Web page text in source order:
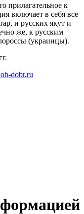
прилагательное к
включает в себя все
и русских якут и
же, к русским
(украинцы).
dobr.ru